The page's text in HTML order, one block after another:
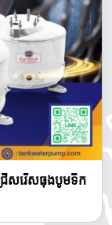
ើសរើសធុងបូមទឹក